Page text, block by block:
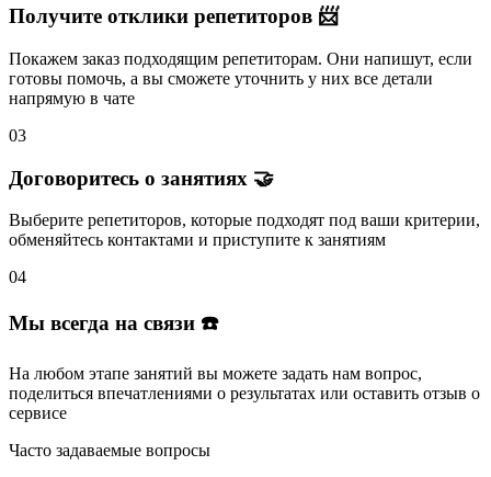
Получите отклики репетиторов 📨
Покажем заказ подходящим репетиторам. Они напишут, если
готовы помочь, а вы сможете уточнить у них все детали
напрямую в чате
03
Договоритесь о занятиях 🤝
Выберите репетиторов, которые подходят под ваши критерии,
обменяйтесь контактами и приступите к занятиям
04
Мы всегда на связи ☎️
На любом этапе занятий вы можете задать нам вопрос,
поделиться впечатлениями о результатах или оставить отзыв о
сервисе
Часто задаваемые вопросы